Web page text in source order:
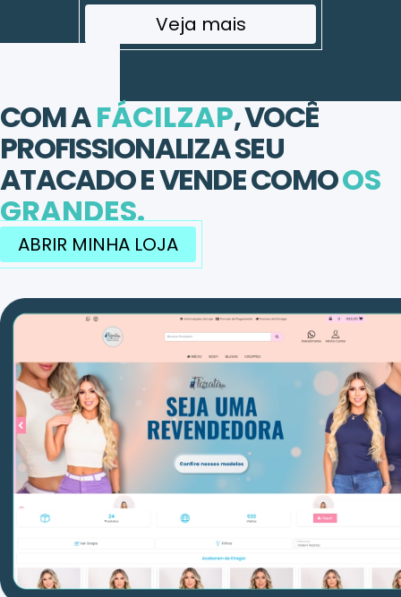
Veja mais
COM AFÁCILZAP, VOCÊ
PROFISSIONALIZA SEU
ATACADO E VENDE COMOOS
GRANDES.
ABRIR MINHA LOJA